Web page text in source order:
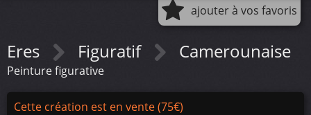
ajouter à vos favoris
Eres Figuratif Camerounaise
Peinture figurative
Cette création est en vente (75€)